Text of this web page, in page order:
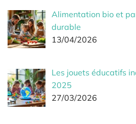
Alimentation bio et
durable
13/04/2026
Les jouets éducatifs
2025
27/03/2026